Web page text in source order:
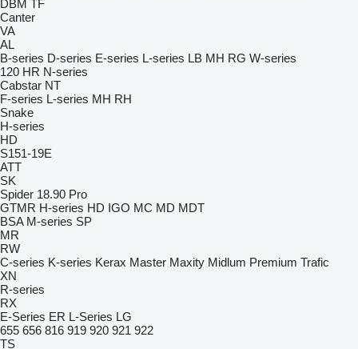
DBM TF
Canter
VA
AL
B-series D-series E-series L-series LB MH RG W-series
120 HR N-series
Cabstar NT
F-series L-series MH RH
Snake
H-series
HD
S151-19E
ATT
SK
Spider 18.90 Pro
GTMR H-series HD IGO MC MD MDT
BSA M-series SP
MR
RW
C-series K-series Kerax Master Maxity Midlum Premium Trafic
XN
R-series
RX
E-Series ER L-Series LG
655 656 816 919 920 921 922
TS